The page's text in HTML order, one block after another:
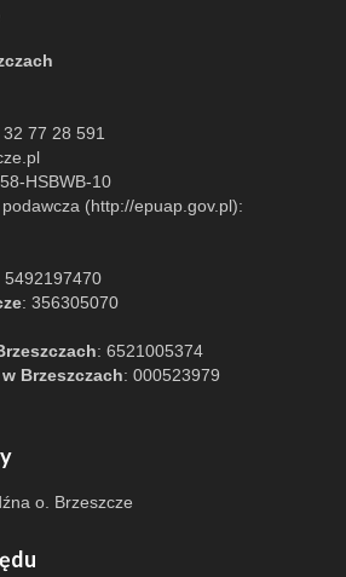
77 28 591
HSBWB-10
(http://epuap.gov.pl):
5492197470
: 356305070
: 6521005374
Brzeszczach: 000523979
o. Brzeszcze